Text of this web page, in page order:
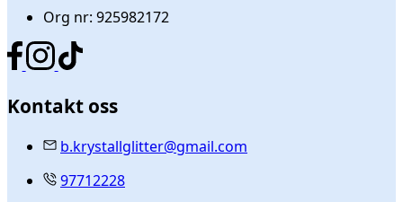
Org nr: 925982172
Kontakt oss
b.krystallglitter@gmail.com
97712228